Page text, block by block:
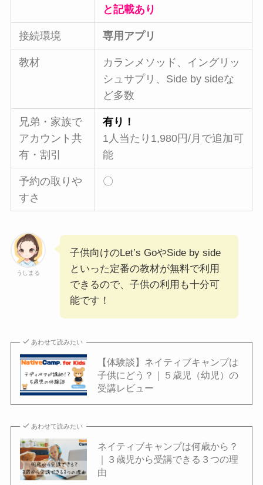
と記載あり
接続環境 専用アプリ
教材
カランメソッド、イングリッ
シュサプリ、Side by sideな
ど多数
兄弟・家族で
アカウント共
有・割引
有り！
1人当たり1,980円/月で追加可
能
予約の取りや
すさ
〇
うしまる
子供向けのLet’s GoやSide by side
といった定番の教材が無料で利用
できるので、子供の利用も十分可
能です！
あわせて読みたい
【体験談】ネイティブキャンプは
子供にどう？｜５歳児（幼児）の
受講レビュー
あわせて読みたい
ネイティブキャンプは何歳から？
｜３歳児から受講できる３つの理
由